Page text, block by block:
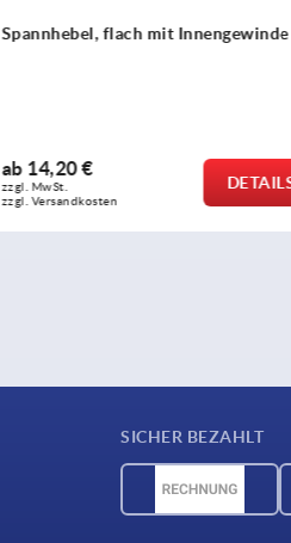
Spannhebel flach, Edelstahl, mit
ab24,53 €
zzgl. MwSt.
zzgl. Versandkosten
SICHER BEZAHLT